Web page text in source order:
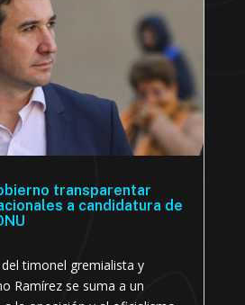
transparentar
a candidatura de
timonel gremialista y
Ramírez se suma a un